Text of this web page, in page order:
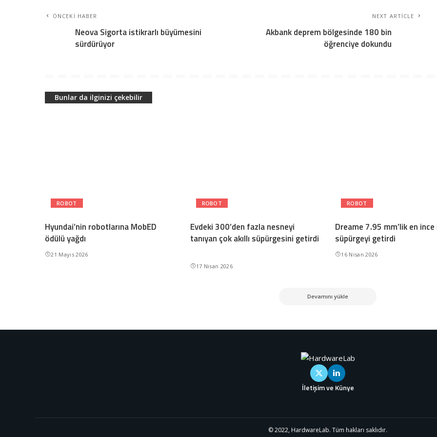
ÖNCEKI HABER
Neova Sigorta istikrarlı büyümesini
sürdürüyor
NEXT ARTICLE
Akbank deprem bölgesinde 180 bin
öğrenciye dokundu
Bunlar da ilginizi çekebilir
ROBOT
Hyundai’nin robotlarına MobED
ödülü yağdı
21 Mayıs 2026
ROBOT
Evdeki 300’den fazla nesneyi
tanıyan çok akıllı süpürgesini getirdi
17 Nisan 2026
ROBOT
Dreame 7.95 mm’lik en
süpürgeyi getirdi
16 Nisan 2026
Devamını yükle
İletişim ve Künye
© 2022, HardwareLab. Tüm hakları saklıdır.